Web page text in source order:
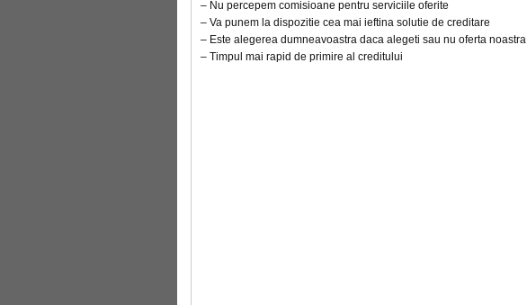
– Nu percepem comisioane pentru serviciile oferite
– Va punem la dispozitie cea mai ieftina solutie de creditare
– Este alegerea dumneavoastra daca alegeti sau nu oferta noastra
– Timpul mai rapid de primire al creditului